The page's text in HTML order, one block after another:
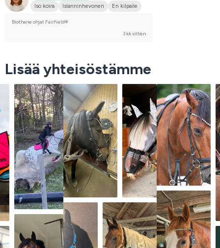
Iso koira
Islanninhevonen En kilpaile
Biothane ohjat Fairfield®
3 kk sitten
Lisää yhteisöstämme